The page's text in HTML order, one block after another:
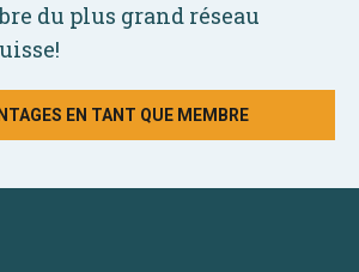
du plus grand réseau
EN TANT QUE MEMBRE